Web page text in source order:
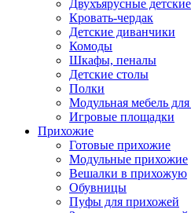
Двухъярусные
Кровать-чердак
Детские диванчики
Комоды
Шкафы, пеналы
Детские столы
Полки
Модульная мебель
Игровые площадки
Прихожие
Готовые прихожие
Модульные прихожие
Вешалки в прихожую
Обувницы
Пуфы для прихожей